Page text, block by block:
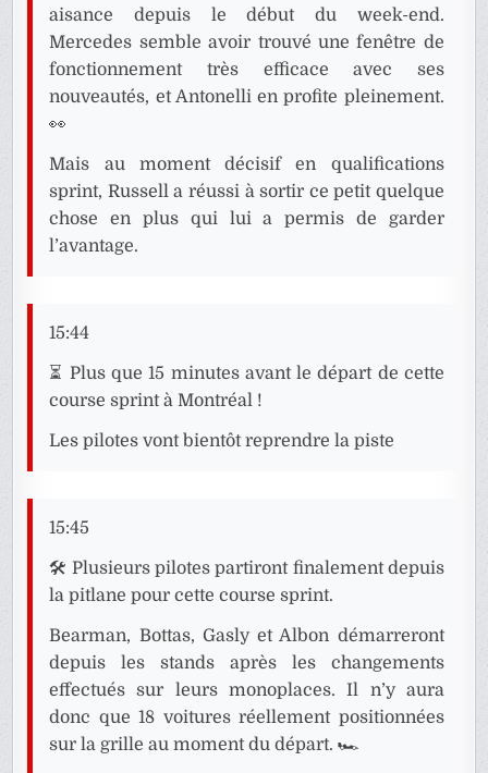
aisance depuis le début du week-end.
Mercedes semble avoir trouvé une fenêtre de
fonctionnement très efficace avec ses
nouveautés, et Antonelli en profite pleinement.
👀
Mais au moment décisif en qualifications
sprint, Russell a réussi à sortir ce petit quelque
chose en plus qui lui a permis de garder
l’avantage.
15:44
⏳ Plus que 15 minutes avant le départ de cette
course sprint à Montréal !
Les pilotes vont bientôt reprendre la piste
15:45
🛠️ Plusieurs pilotes partiront finalement depuis
la pitlane pour cette course sprint.
Bearman, Bottas, Gasly et Albon démarreront
depuis les stands après les changements
effectués sur leurs monoplaces. Il n’y aura
donc que 18 voitures réellement positionnées
sur la grille au moment du départ. 🏎️